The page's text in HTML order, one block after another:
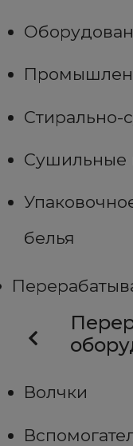
белья
Волчки